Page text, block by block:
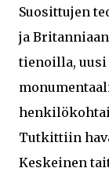
Suosittujen
ja
tienoilla,
Tutkittiin
Keskeinen